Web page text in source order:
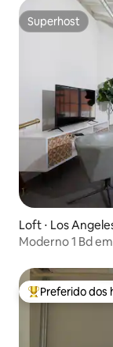
Superhost
Superhost
Loft ⋅ Los
Moderno 1 Bd
Entre os
Preferido dos